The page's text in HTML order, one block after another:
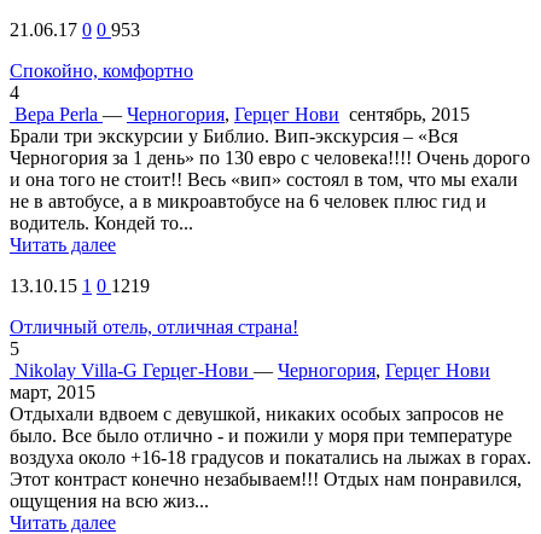
21.06.17 0 0 953
Спокойно, комфортно
4
Вера Perla — Черногория, Герцег Нови сентябрь, 2015
Брали три экскурсии у Библио. Вип-экскурсия – «Вся
Черногория за 1 день» по 130 евро с человека!!!! Очень дорого
и она того не стоит!! Весь «вип» состоял в том, что мы ехали
не в автобусе, а в микроавтобусе на 6 человек плюс гид и
водитель. Кондей то...
Читать далее
13.10.15 1 0 1219
Отличный отель, отличная страна!
5
Nikolay Villa-G Герцег-Нови — Черногория, Герцег Нови
март, 2015
Отдыхали вдвоем с девушкой, никаких особых запросов не
было. Все было отлично - и пожили у моря при температуре
воздуха около +16-18 градусов и покатались на лыжах в горах.
Этот контраст конечно незабываем!!! Отдых нам понравился,
ощущения на всю жиз...
Читать далее